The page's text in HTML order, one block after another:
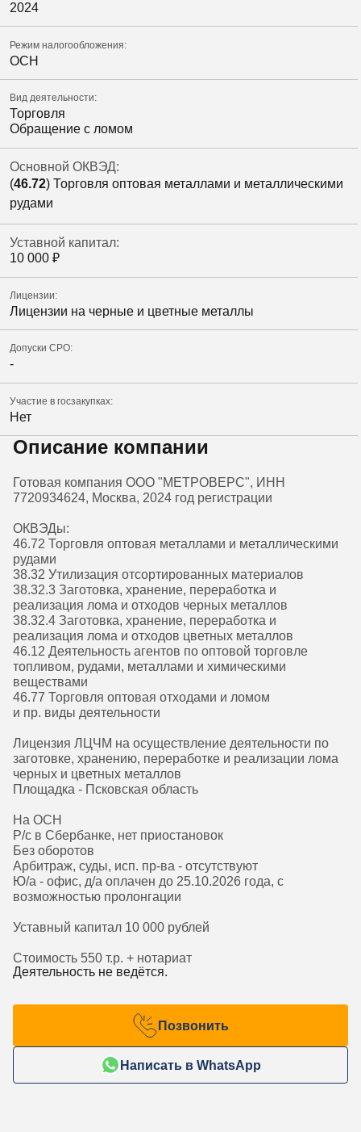
2024
Режим налогообложения:
ОСН
Вид деятельности:
Торговля
Обращение с ломом
Основной ОКВЭД:
(46.72) Торговля оптовая металлами и металлическими
рудами
Уставной капитал:
10 000 ₽
Лицензии:
Лицензии на черные и цветные металлы
Допуски СРО:
-
Участие в госзакупках:
Нет
Описание компании
Готовая компания ООО "МЕТРОВЕРС", ИНН
7720934624, Москва, 2024 год регистрации
ОКВЭДы:
46.72 Торговля оптовая металлами и металлическими
рудами
38.32 Утилизация отсортированных материалов
38.32.3 Заготовка, хранение, переработка и
реализация лома и отходов черных металлов
38.32.4 Заготовка, хранение, переработка и
реализация лома и отходов цветных металлов
46.12 Деятельность агентов по оптовой торговле
топливом, рудами, металлами и химическими
веществами
46.77 Торговля оптовая отходами и ломом
и пр. виды деятельности
Лицензия ЛЦЧМ на осуществление деятельности по
заготовке, хранению, переработке и реализации лома
черных и цветных металлов
Площадка - Псковская область
На ОСН
Р/с в Сбербанке, нет приостановок
Без оборотов
Арбитраж, суды, исп. пр-ва - отсутствуют
Ю/а - офис, д/а оплачен до 25.10.2026 года, с
возможностью пролонгации
Уставный капитал 10 000 рублей
Стоимость 550 т.р. + нотариат
Деятельность не ведётся.
Позвонить
Написать в WhatsApp